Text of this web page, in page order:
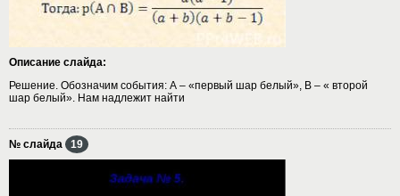
Описание слайда:
Решение. Обозначим события: А – «первый шар белый», В – « второй
шар белый». Нам надлежит найти
№ слайда 19